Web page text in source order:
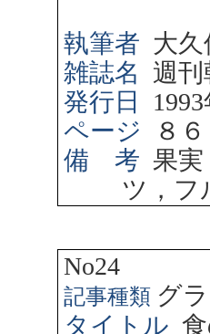
執筆者 大
雑誌名
週刊
発行日
1993
ページ
８
備 考 果
ツ，フ
No24
記事種類 グ
タイトル